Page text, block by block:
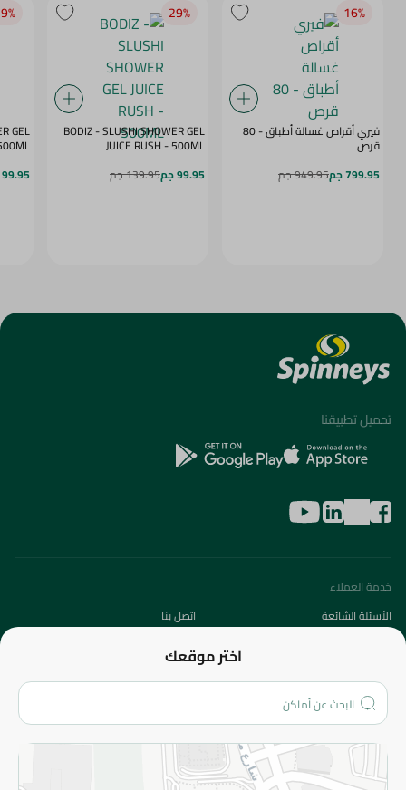
16‎%‎
فيري أقراص غسالة أطباق - 80
قرص
799.95 جم
949.95 جم
29‎%‎
BODIZ - SLUSHI SHOWER GEL
JUICE RUSH - 500ML
99.95 جم
139.95 جم
GEL
DAZE - 500ML
99.95 جم
اختر موقعك
تحميل تطبيقنا
خدمة العملاء
الأسئلة الشائعة
اتصل بنا
من نحن؟
الفروع
المزيد
الاسترجاع
سياسة الاستخدام
سياسة الخصوصية